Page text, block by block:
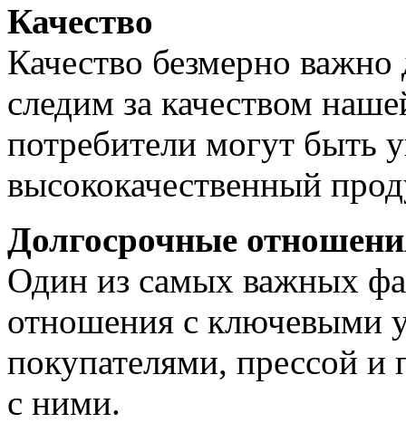
Качество
Качество безмерно
следим за качеством
потребители могут быть
высококачественный
Долгосрочные
Один из самых важных
отношения с ключевыми
покупателями, прессой
с ними.